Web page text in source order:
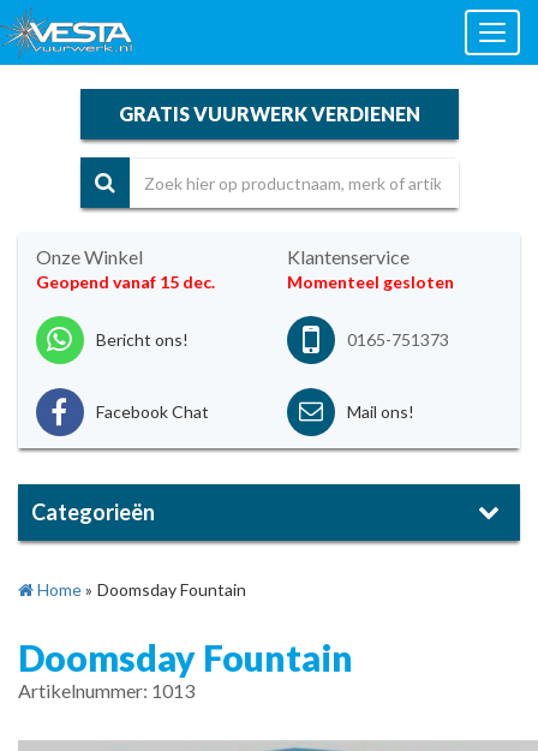
GRATIS VUURWERK VERDIENEN
Onze Winkel
Geopend vanaf 15 dec.
Klantenservice
Momenteel gesloten
Bericht ons! 0165-751373
Facebook Chat Mail ons!
Categorieën
Home» Doomsday Fountain
Doomsday Fountain
Artikelnummer: 1013